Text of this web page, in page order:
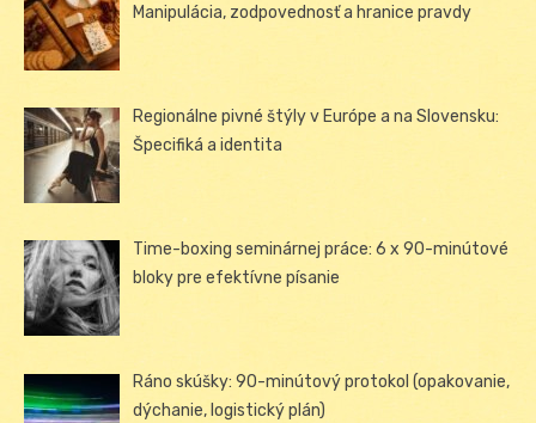
Manipulácia, zodpovednosť a hranice pravdy
Regionálne pivné štýly v Európe a na Slovensku:
Špecifiká a identita
Time-boxing seminárnej práce: 6 x 90-minútové
bloky pre efektívne písanie
Ráno skúšky: 90-minútový protokol (opakovanie,
dýchanie, logistický plán)